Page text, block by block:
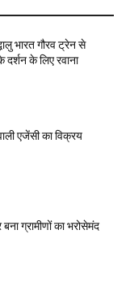
भारत गौरव ट्रेन से
दर्शन के लिए रवाना
एजेंसी का विक्रय
ग्रामीणों का भरोसेमंद